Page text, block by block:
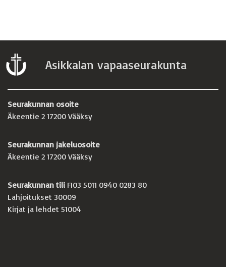
Asikkalan vapaaseurakunta
Seurakunnan osoite
Äkeentie 2 17200 Vääksy
Seurakunnan jakeluosoite
Äkeentie 2 17200 Vääksy
Seurakunnan tili FI03 5011 0940 0283 80
Lahjoitukset 30009
Kirjat ja lehdet 51004